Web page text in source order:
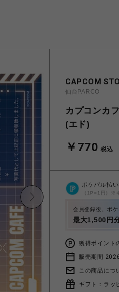
CAPCOM
仙台PARCO
カプコンカ
(エド)
￥770 税込
ポケパル払
（1P=1円）※
会員登録後、ポ
最大1,500円
獲得ポイント
販売期間
この商品につ
ギフト：ラッ